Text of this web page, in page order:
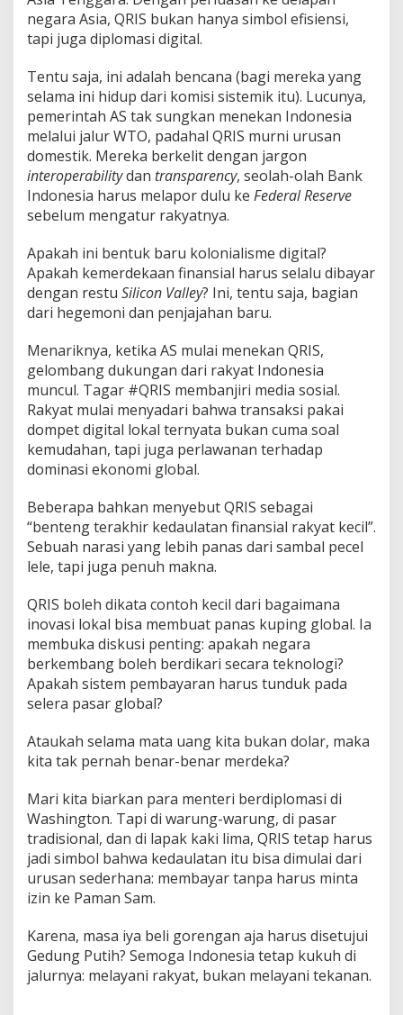
negara Asia, QRIS bukan hanya simbol efisiensi,
tapi juga diplomasi digital.
Tentu saja, ini adalah bencana (bagi mereka yang
selama ini hidup dari komisi sistemik itu). Lucunya,
pemerintah AS tak sungkan menekan Indonesia
melalui jalur WTO, padahal QRIS murni urusan
domestik. Mereka berkelit dengan jargon
interoperabilitydan transparency, seolah-olah Bank
Indonesia harus melapor dulu ke Federal Reserve
sebelum mengatur rakyatnya.
Apakah ini bentuk baru kolonialisme digital?
Apakah kemerdekaan finansial harus selalu dibayar
dengan restu Silicon Valley? Ini, tentu saja, bagian
dari hegemoni dan penjajahan baru.
Menariknya, ketika AS mulai menekan QRIS,
gelombang dukungan dari rakyat Indonesia
muncul. Tagar #QRIS membanjiri media sosial.
Rakyat mulai menyadari bahwa transaksi pakai
dompet digital lokal ternyata bukan cuma soal
kemudahan, tapi juga perlawanan terhadap
dominasi ekonomi global.
Beberapa bahkan menyebut QRIS sebagai
“benteng terakhir kedaulatan finansial rakyat kecil”.
Sebuah narasi yang lebih panas dari sambal pecel
lele, tapi juga penuh makna.
QRIS boleh dikata contoh kecil dari bagaimana
inovasi lokal bisa membuat panas kuping global. Ia
membuka diskusi penting: apakah negara
berkembang boleh berdikari secara teknologi?
Apakah sistem pembayaran harus tunduk pada
selera pasar global?
Ataukah selama mata uang kita bukan dolar, maka
kita tak pernah benar-benar merdeka?
Mari kita biarkan para menteri berdiplomasi di
Washington. Tapi di warung-warung, di pasar
tradisional, dan di lapak kaki lima, QRIS tetap harus
jadi simbol bahwa kedaulatan itu bisa dimulai dari
urusan sederhana: membayar tanpa harus minta
izin ke Paman Sam.
Karena, masa iya beli gorengan aja harus disetujui
Gedung Putih? Semoga Indonesia tetap kukuh di
jalurnya: melayani rakyat, bukan melayani tekanan.